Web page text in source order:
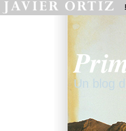
Un blog